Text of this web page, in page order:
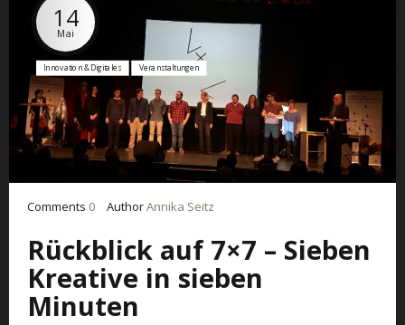
14
Mai
Innovation & Digitales Veranstaltungen
Comments 0 AuthorAnnika Seitz
Rückblick auf 7×7 – Sieben
Kreative in sieben
Minuten